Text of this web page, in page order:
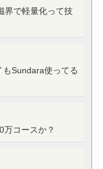
界で軽量化って技
Sundara使ってる
万コースか？